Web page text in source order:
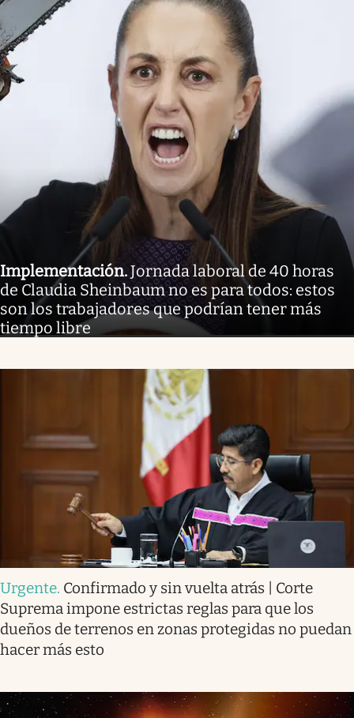
Implementación.Jornada laboral de 40 horas
de Claudia Sheinbaum no es para todos: estos
son los trabajadores que podrían tener más
tiempo libre
Urgente. Confirmado y sin vuelta atrás | Corte
Suprema impone estrictas reglas para que los
dueños de terrenos en zonas protegidas no puedan
hacer más esto